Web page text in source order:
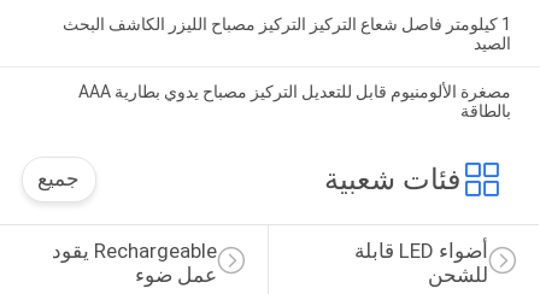
1 كيلومتر فاصل شعاع التركيز التركيز مصباح الليزر الكاشف البحث
الصيد
مصغرة الألومنيوم قابل للتعديل التركيز مصباح يدوي بطارية AAA
بالطاقة
فئات شعبية جميع
Rechargeable يقود
عمل ضوء
أضواء LED قابلة
للشحن